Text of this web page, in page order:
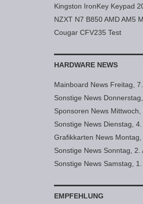
Kingston IronKey Keypad
NZXT N7 B850 AMD AM5
Cougar CFV235 Test
HARDWARE NEWS
Mainboard News Freitag,
Sonstige News
Sponsoren News Mittwoch,
Sonstige News Dienstag,
Grafikkarten News Montag,
Sonstige News Sonntag, 2.
Sonstige News Samstag,
EMPFEHLUNG